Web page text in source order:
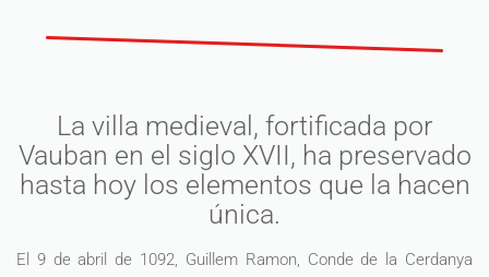
La villa medieval, fortificada por
Vauban en el siglo XVII, ha preservado
hasta hoy los elementos que la hacen
única.
El 9 de abril de 1092, Guillem Ramon, Conde de la Cerdanya